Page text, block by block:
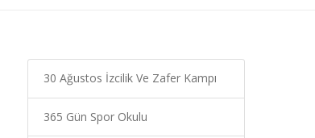
30 Ağustos İzcilik Ve Zafer Kampı
365 Gün Spor Okulu